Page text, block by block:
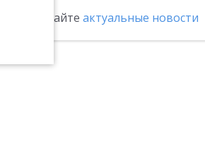
Читайте актуальные новости